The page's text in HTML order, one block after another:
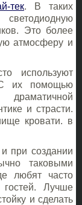
тек. В таких
Это более
атмосферу и
используют
С их помощью
и страсти.
кровати. в
при создании
таковыми
любят часто
гостей. Лучше
и сделать